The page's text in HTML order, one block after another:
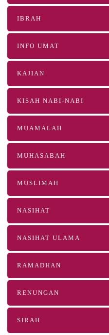
IBRAH
INFO UMAT
KAJIAN
KISAH NABI-NABI
MUAMALAH
MUHASABAH
MUSLIMAH
NASIHAT
NASIHAT ULAMA
RAMADHAN
RENUNGAN
SIRAH